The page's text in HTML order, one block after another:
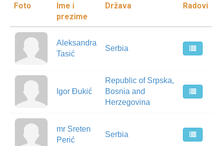
Foto
Ime i
prezime
Država Radovi
Aleksandra
Tasić
Serbia
Igor Đukić
Republic of Srpska,
Bosnia and
Herzegovina
mr Sreten
Perić
Serbia